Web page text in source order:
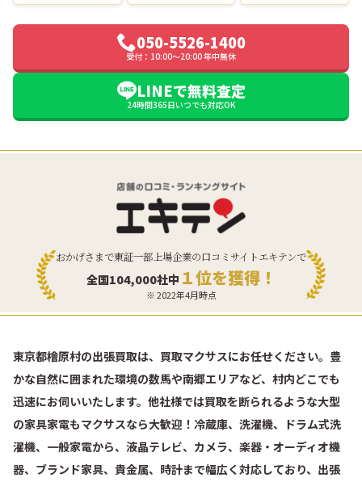
050-5526-1400
受付：10:00〜20:00 年中無休
LINEで無料査定
24時間365日いつでも対応OK
おかげさまで東証一部上場企業の口コミサイトエキテンで
全国104,000社中 １位を獲得！
※ 2022年4月時点
東京都檜原村の出張買取は、買取マクサスにお任せください。豊
かな自然に囲まれた環境の数馬や南郷エリアなど、村内どこでも
迅速にお伺いいたします。他社様では買取を断られるような大型
の家具家電もマクサスなら大歓迎！冷蔵庫、洗濯機、ドラム式洗
濯機、一般家電から、液晶テレビ、カメラ、楽器・オーディオ機
器、ブランド家具、貴金属、時計まで幅広く対応しており、出張